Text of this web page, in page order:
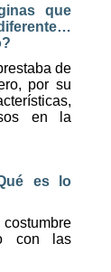
que
de
por su
en la
es lo
con las